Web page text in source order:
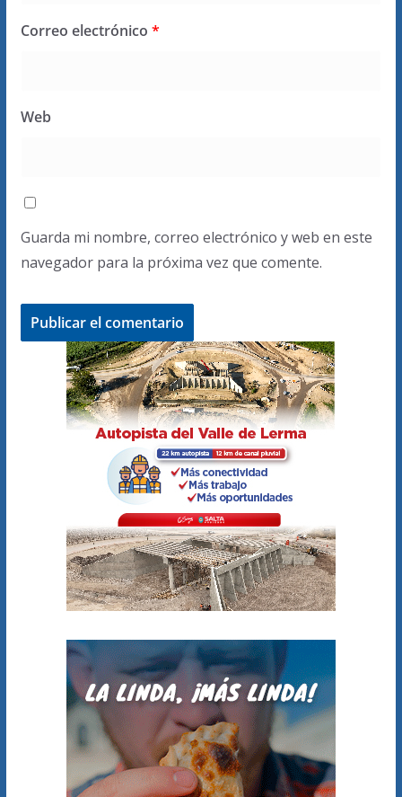
Correo electrónico *
Web
Guarda mi nombre, correo electrónico y web en este
navegador para la próxima vez que comente.